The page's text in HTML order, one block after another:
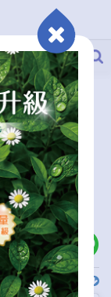
，真
瓶瓶罐
下一則